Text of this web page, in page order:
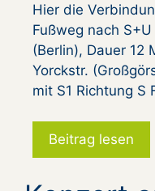
Hier die
Fußweg nach
(Berlin), Dauer 12
Yorckstr.
mit S1 Richtung S
Beitrag lesen